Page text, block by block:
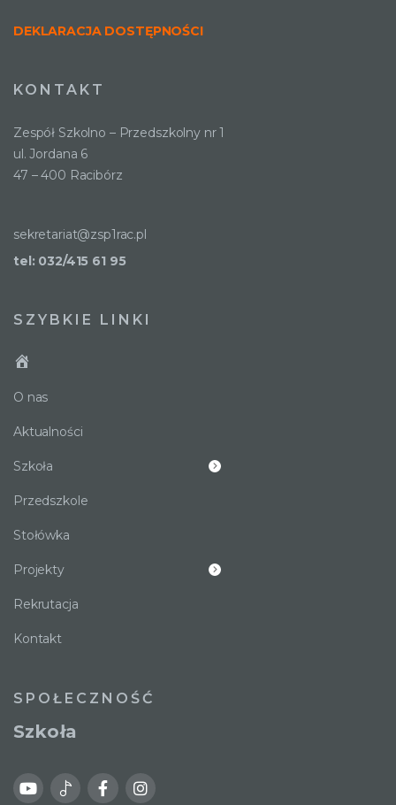
DEKLARACJA DOSTĘPNOŚCI
KONTAKT
Zespół Szkolno – Przedszkolny nr 1
ul. Jordana 6
47 – 400 Racibórz
sekretariat@zsp1rac.pl
tel: 032/415 61 95
SZYBKIE LINKI
O nas
Aktualności
Szkoła
Przedszkole
Stołówka
Projekty
Rekrutacja
Kontakt
SPOŁECZNOŚĆ
Szkoła